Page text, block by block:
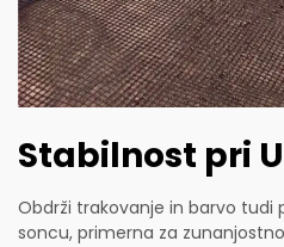
Stabilnost pri
Obdrži trakovanje in barvo
soncu, primerna za